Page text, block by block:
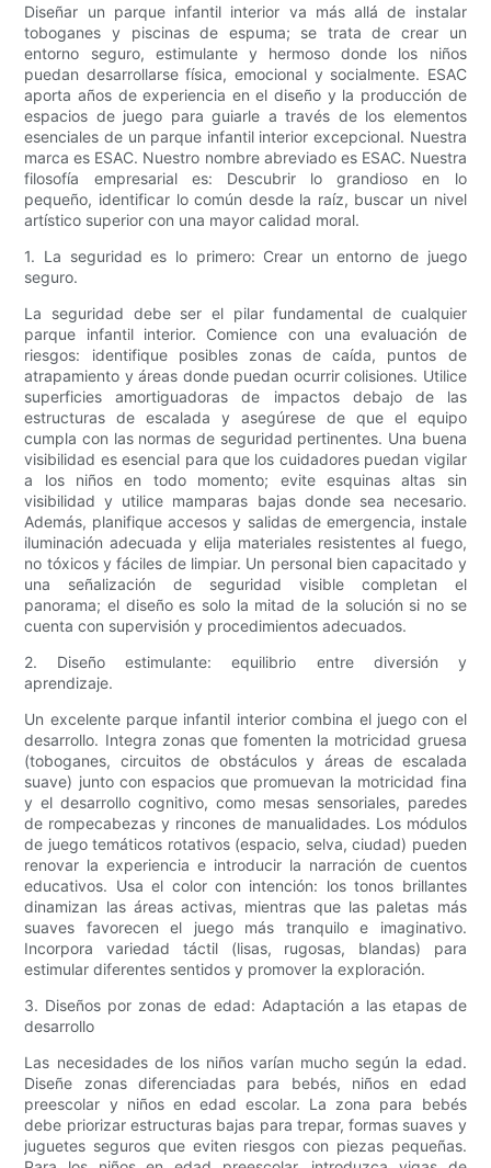
Diseñar un parque infantil interior va más allá de instalar
toboganes y piscinas de espuma; se trata de crear un
entorno seguro, estimulante y hermoso donde los niños
puedan desarrollarse física, emocional y socialmente. ESAC
aporta años de experiencia en el diseño y la producción de
espacios de juego para guiarle a través de los elementos
esenciales de un parque infantil interior excepcional. Nuestra
marca es ESAC. Nuestro nombre abreviado es ESAC. Nuestra
filosofía empresarial es: Descubrir lo grandioso en lo
pequeño, identificar lo común desde la raíz, buscar un nivel
artístico superior con una mayor calidad moral.
1. La seguridad es lo primero: Crear un entorno de juego
seguro.
La seguridad debe ser el pilar fundamental de cualquier
parque infantil interior. Comience con una evaluación de
riesgos: identifique posibles zonas de caída, puntos de
atrapamiento y áreas donde puedan ocurrir colisiones. Utilice
superficies amortiguadoras de impactos debajo de las
estructuras de escalada y asegúrese de que el equipo
cumpla con las normas de seguridad pertinentes. Una buena
visibilidad es esencial para que los cuidadores puedan vigilar
a los niños en todo momento; evite esquinas altas sin
visibilidad y utilice mamparas bajas donde sea necesario.
Además, planifique accesos y salidas de emergencia, instale
iluminación adecuada y elija materiales resistentes al fuego,
no tóxicos y fáciles de limpiar. Un personal bien capacitado y
una señalización de seguridad visible completan el
panorama; el diseño es solo la mitad de la solución si no se
cuenta con supervisión y procedimientos adecuados.
2. Diseño estimulante: equilibrio entre diversión y
aprendizaje.
Un excelente parque infantil interior combina el juego con el
desarrollo. Integra zonas que fomenten la motricidad gruesa
(toboganes, circuitos de obstáculos y áreas de escalada
suave) junto con espacios que promuevan la motricidad fina
y el desarrollo cognitivo, como mesas sensoriales, paredes
de rompecabezas y rincones de manualidades. Los módulos
de juego temáticos rotativos (espacio, selva, ciudad) pueden
renovar la experiencia e introducir la narración de cuentos
educativos. Usa el color con intención: los tonos brillantes
dinamizan las áreas activas, mientras que las paletas más
suaves favorecen el juego más tranquilo e imaginativo.
Incorpora variedad táctil (lisas, rugosas, blandas) para
estimular diferentes sentidos y promover la exploración.
3. Diseños por zonas de edad: Adaptación a las etapas de
desarrollo
Las necesidades de los niños varían mucho según la edad.
Diseñe zonas diferenciadas para bebés, niños en edad
preescolar y niños en edad escolar. La zona para bebés
debe priorizar estructuras bajas para trepar, formas suaves y
juguetes seguros que eviten riesgos con piezas pequeñas.